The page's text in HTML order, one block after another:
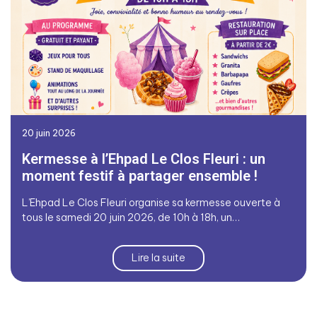
20 juin 2026
Kermesse à l’Ehpad Le Clos Fleuri : un
moment festif à partager ensemble !
L’Ehpad Le Clos Fleuri organise sa kermesse ouverte à
tous le samedi 20 juin 2026, de 10h à 18h, un…
Lire la suite